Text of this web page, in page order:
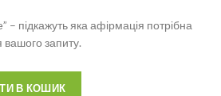
– підкажуть яка афірмація потрібна
вашого запиту.
В КОШИК